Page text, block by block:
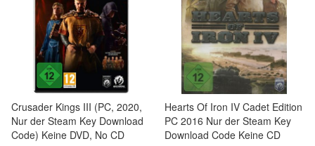
Crusader Kings III (PC, 2020,
Nur der Steam Key Download
Code) Keine DVD, No CD
Hearts Of Iron IV Cadet Edition
PC 2016 Nur der Steam Key
Download Code Keine CD